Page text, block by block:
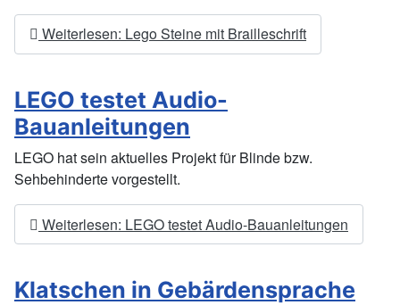
Weiterlesen: Lego Steine mit Brailleschrift
LEGO testet Audio-
Bauanleitungen
LEGO hat sein aktuelles Projekt für Blinde bzw.
Sehbehinderte vorgestellt.
Weiterlesen: LEGO testet Audio-Bauanleitungen
Klatschen in Gebärdensprache